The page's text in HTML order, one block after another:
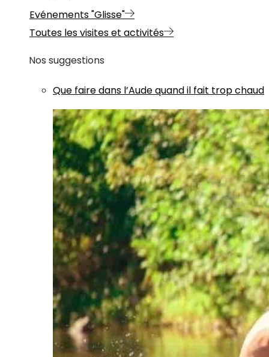
Evénements "Glisse"
Toutes les visites et activités
Nos suggestions
Que faire dans l’Aude quand il fait trop chaud